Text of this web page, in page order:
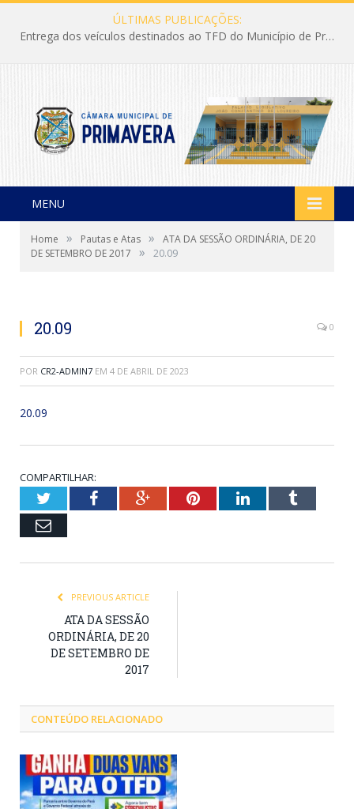
ÚLTIMAS PUBLICAÇÕES:
Entrega dos veículos destinados ao TFD do Município de Primavera
MENU
Home » Pautas e Atas »
ATA DA SESSÃO ORDINÁRIA, DE 20
DE SETEMBRO DE 2017
» 20.09
20.09 0
POR CR2-ADMIN7 EM 4 DE ABRIL DE 2023
20.09
COMPARTILHAR:
TwitterFacebookGoogle+PinterestLinkedInTumblr
Email
PREVIOUS ARTICLE
ATA DA SESSÃO
ORDINÁRIA, DE 20
DE SETEMBRO DE
2017
CONTEÚDO RELACIONADO